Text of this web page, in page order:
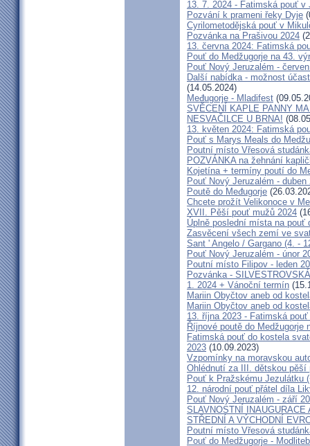
13. 7. 2024 - Fatimská pouť
Pozvání k prameni řeky Dyje
Cyrilometodějská pouť v
Pozvánka na Prašivou 2024
13. června 2024: Fatimská
Pouť do Medžugorje na 43.
Pouť Nový Jeruzalém -
Další nabídka - možnost
(14.05.2024)
Međugorje - Mladifest
SVĚCENÍ KAPLE PANNY
NESVAČILCE U BRNA!
13. květen 2024: Fatimská
Pouť s Marys Meals do
Poutní místo Vřesová
POZVÁNKA na žehnání
Kojetína + termíny poutí do
Pouť Nový Jeruzalém - duben
Poutě do Međugorje
Chcete prožít Velikonoce v
XVII. Pěší pouť mužů 2024
Úplně poslední místa na pouť
Zasvěcení všech zemí ve
Sant ' Angelo / Gargano (4. -
Pouť Nový Jeruzalém - únor
Poutní místo Filipov - leden
Pozvánka -
1. 2024 + Vánoční termín
Mariin Obyčtov aneb od
Mariin Obyčtov aneb od
13. října 2023 - Fatimská
Říjnové poutě do Medžugorje
Fatimská pouť do kostela
2023 (10.09.2023)
Vzpomínky na moravskou
Ohlédnutí za III. dětskou pěší
Pouť k Pražskému Jezulátku
12. národní pouť přátel díla
Pouť Nový Jeruzalém - září
SLAVNOSTNÍ
STŘEDNÍ A VÝCHODNÍ
Poutní místo Vřesová
Pouť do Medžugorje -